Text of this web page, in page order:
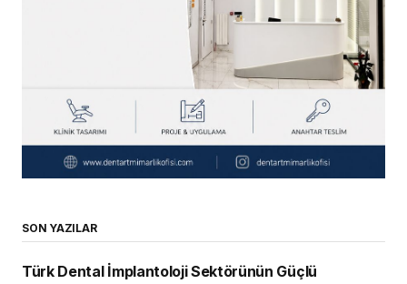
SON YAZILAR
Türk Dental İmplantoloji Sektörünün Güçlü